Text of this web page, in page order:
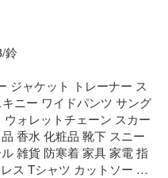
鈴
ジャケット トレーナー ス
ニー ワイドパンツ サング
ォレットチェーン スカー
香水 化粧品 靴下 スニー
雑貨 防寒着 家具 家電 指
ス Tシャツ カットソー G